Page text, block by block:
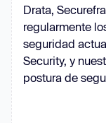
Drata,
regularmente
seguridad
Security, y
postura de